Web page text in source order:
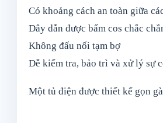
Có khoảng cách an toàn giữa
Dây dẫn được bấm cos chắc
Không đấu nối tạm bợ
Dễ kiểm tra, bảo trì và xử lý sự
Một tủ điện được thiết kế gọn